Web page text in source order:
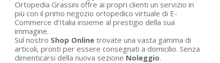
Ortopedia Grassini offre ai propri clienti un servizio in
più con il primo negozio ortopedico virtuale di E-
Commerce d’Italia insieme al prestigio della sua
immagine.
Sul nostro Shop Onlinetrovate una vasta gamma di
articoli, pronti per essere consegnati a domicilio. Senza
dimenticarsi della nuova sezione Noleggio.